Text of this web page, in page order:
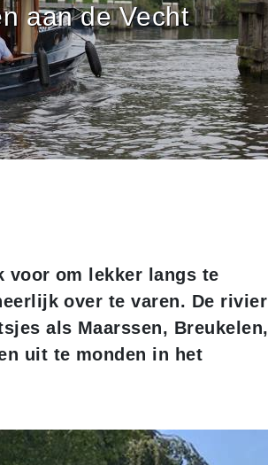
aan de Vecht
voor om lekker langs te
over te varen. De rivier
als Maarssen, Breukelen,
uit te monden in het